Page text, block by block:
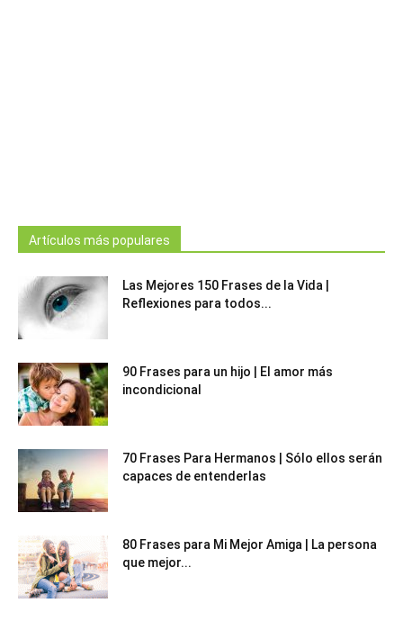
Artículos más populares
Las Mejores 150 Frases de la Vida |
Reflexiones para todos...
90 Frases para un hijo | El amor más
incondicional
70 Frases Para Hermanos | Sólo ellos serán
capaces de entenderlas
80 Frases para Mi Mejor Amiga | La persona
que mejor...